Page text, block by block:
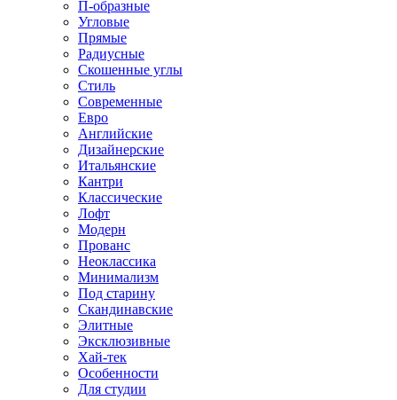
П-образные
Угловые
Прямые
Радиусные
Скошенные углы
Стиль
Современные
Евро
Английские
Дизайнерские
Итальянские
Кантри
Классические
Лофт
Модерн
Прованс
Неоклассика
Минимализм
Под старину
Скандинавские
Элитные
Эксклюзивные
Хай-тек
Особенности
Для студии